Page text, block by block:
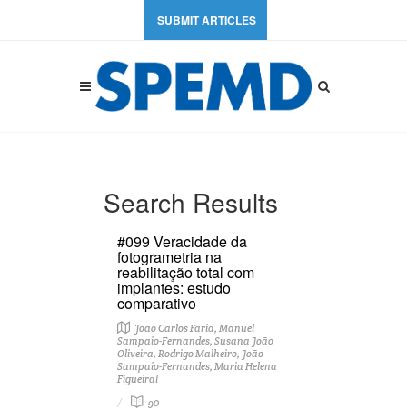
SUBMIT ARTICLES
Search Results
#099 Veracidade da
fotogrametria na
reabilitação total com
implantes: estudo
comparativo
João Carlos Faria, Manuel
Sampaio-Fernandes, Susana João
Oliveira, Rodrigo Malheiro, João
Sampaio-Fernandes, Maria Helena
Figueiral
90